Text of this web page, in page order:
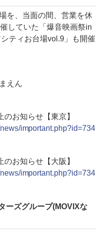
を、当面の間、営業を休
していた「爆音映画祭in
ティお台場vol.9」も開催
えん
のお知らせ【東京】
important.php?id=734
のお知らせ【大阪】
important.php?id=734
ーズグループ(MOVIXな